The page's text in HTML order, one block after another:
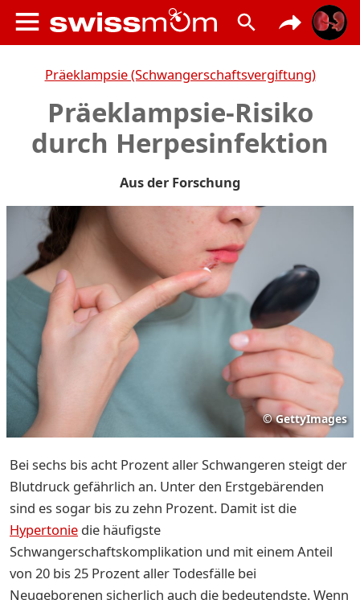
Präeklampsie (Schwangerschaftsvergiftung)
Präeklampsie-Risiko
durch Herpesinfektion
Aus der Forschung
© GettyImages
Bei sechs bis acht Prozent aller Schwangeren steigt der
Blutdruck gefährlich an. Unter den Erstgebärenden
sind es sogar bis zu zehn Prozent. Damit ist die
Hypertonie die häufigste
Schwangerschaftskomplikation und mit einem Anteil
von 20 bis 25 Prozent aller Todesfälle bei
Neugeborenen sicherlich auch die bedeutendste. Wenn